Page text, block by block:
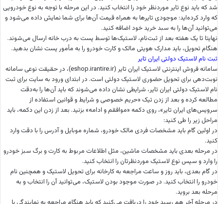
شد که باید نوع تایر موردنظر خود را انتخاب کنید. در این مرحله با توجه به نوع خودرویی
که وارد کرده‌اید؛ موجودی تایرها به همراه قیمت آن‌ها برای شما نمایش داده می‌شود و
می‌توانید آن‌ها را به سبد خرید خود اضافه کنید.
نهایتا تا یک هفته بعد از ثبت‌نام، لاستیک‌ها توسط پست به درب خانه ارسال می‌شوند.
هنگام تحویل، باید مدارک هویتی مالک و کارت خودرو را به مأمور پست نشان بدهید.
ثبت نام لاستیک دولتی ایران تایر
سامانه فروش اینترنتی لاستیک ایران تایر (eshop.irantire.ir)، در حقیقت نوعی سامانه
نوبت‌دهی برای تحویل حضوری لاستیک دولتی است. در ابتدای ورود به سایت برای ثبت
نام لاستیک دولتی ایران تایر، شرایطی نشان داده می‌شوند که باید آن‌ها را به‌دقت
مطالعه کرده و بعد از زدن تیک «حریم خصوصی و شرایط و قوانین استفاده از
سرویس‌های ایران تایر»، روی دکمه «موافقم و ادامه» بزنید. بعد از زدن این دکمه، باید
مراحل زیر را طی کنید:
در اولین گام باید مشخصات فردی مالک خودرو، شماره موبایل و آدرس را با دقت وارد
کنید.
در مرحله بعدی باید مشخصات ماشین، مثل اطلاعات مربوط به کارت و برگ سبز خودرو
را وارد و سپس نوع لاستیک موردنظرتان را انتخاب کنید.
در گام بعدی، باید روز و ساعت مراجعه به کارخانه برای تحویل لاستیک و همچنین نام
خودرو را انتخاب کنید. در صورت موجود بودن لاستیک، می‌توانید آن را انتخاب و به
مرحله بعد بروید.